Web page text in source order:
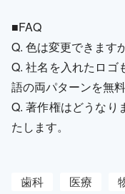
■FAQ
Q. 色は変更できます
Q. 社名を入れたロゴ
語の両パターンを無
Q. 著作権はどうなり
たします。
歯科 医療